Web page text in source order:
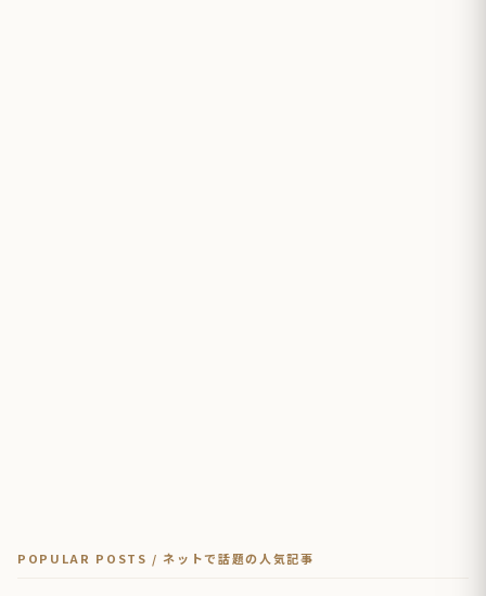
POPULAR POSTS / ネットで話題の人気記事